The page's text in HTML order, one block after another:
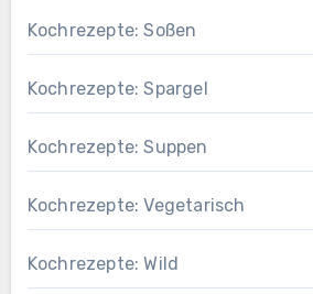
Kochrezepte: Soßen
Kochrezepte: Spargel
Kochrezepte: Suppen
Kochrezepte: Vegetarisch
Kochrezepte: Wild